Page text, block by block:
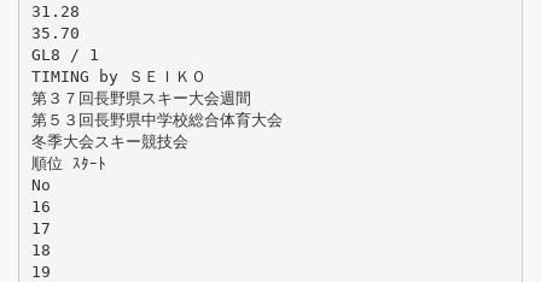
31.28
35.70
GL8 / 1
TIMING by ＳＥＩＫＯ
第３７回長野県スキー大会週間
第５３回長野県中学校総合体育大会
冬季大会スキー競技会
順位 ｽﾀｰﾄ
No
16
17
18
19